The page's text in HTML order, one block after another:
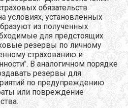
обязательств
условиях, установленных
из полученных
для предстоящих
резервы по личному
страхованию и
В аналогичном порядке
резервы для
по предупреждению
или повреждение